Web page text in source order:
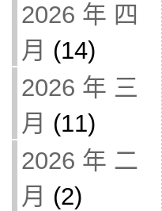
2026 年 四
月 (14)
2026 年 三
月 (11)
2026 年 二
月 (2)